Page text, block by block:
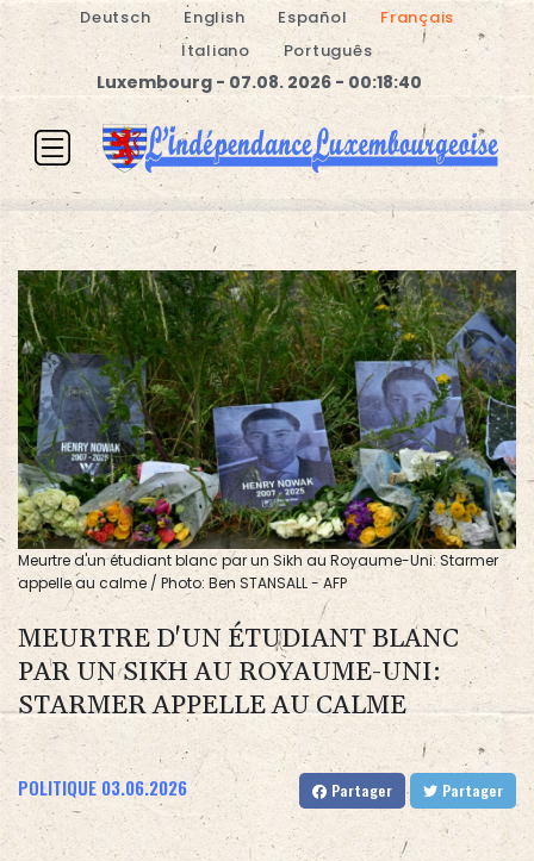
Deutsch English Español
Français
Italiano
Português
Luxembourg - 07.08. 2026 - 00:18:41
Meurtre d'un étudiant blanc par un Sikh au Royaume-Uni: Starmer
appelle au calme / Photo: Ben STANSALL - AFP
MEURTRE D'UN ÉTUDIANT BLANC
PAR UN SIKH AU ROYAUME-UNI:
STARMER APPELLE AU CALME
POLITIQUE 03.06.2026 Partager Partager